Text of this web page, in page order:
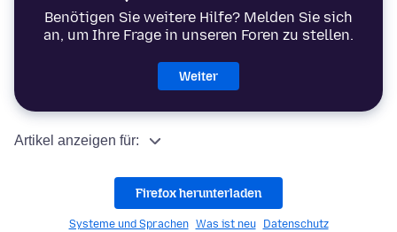
Benötigen Sie weitere Hilfe? Melden Sie sich
an, um Ihre Frage in unseren Foren zu stellen.
Weiter
Artikel anzeigen für:
Firefox herunterladen
Systeme und Sprachen Was ist neu Datenschutz